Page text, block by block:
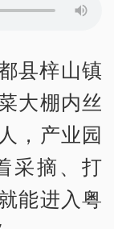
县梓山镇
大棚内丝
，产业园
采摘、打
能进入粤